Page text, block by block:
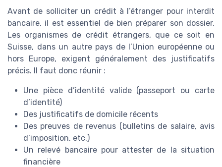
Avant de solliciter un crédit à l’étranger pour interdit
bancaire, il est essentiel de bien préparer son dossier.
Les organismes de crédit étrangers, que ce soit en
Suisse, dans un autre pays de l’Union européenne ou
hors Europe, exigent généralement des justificatifs
précis. Il faut donc réunir :
Une pièce d’identité valide (passeport ou carte
d’identité)
Des justificatifs de domicile récents
Des preuves de revenus (bulletins de salaire, avis
d’imposition, etc.)
Un relevé bancaire pour attester de la situation
financière